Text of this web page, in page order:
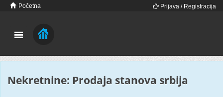
Početna Prijava / Registracija
Nekretnine: Prodaja stanova srbija